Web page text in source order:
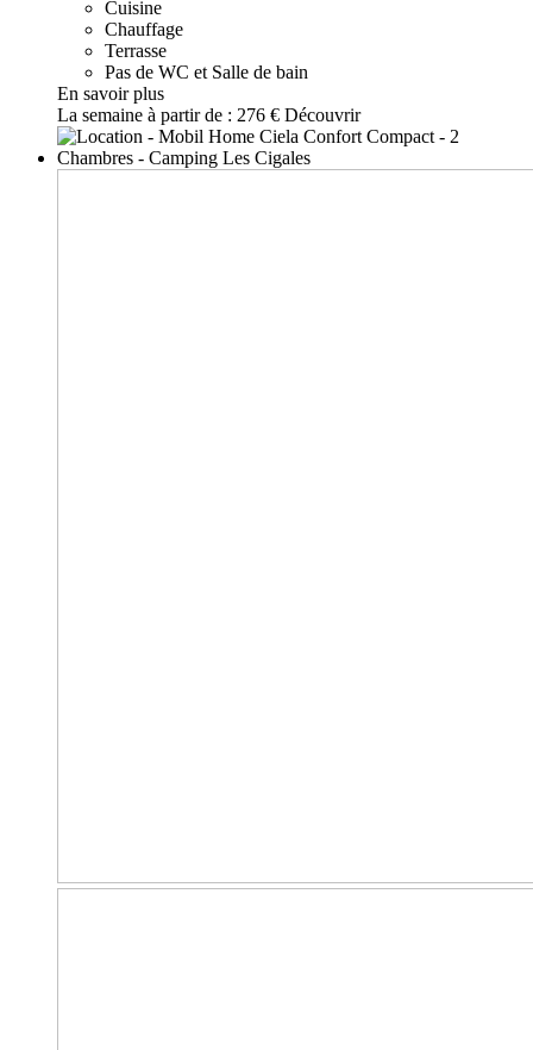
Cuisine
Chauffage
Terrasse
Pas de WC et Salle de bain
En savoir plus
La semaine à partir de : 276 € Découvrir